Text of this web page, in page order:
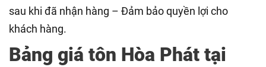
sau khi đã nhận hàng – Đảm bảo quyền lợi cho
khách hàng.
Bảng giá tôn Hòa Phát tại